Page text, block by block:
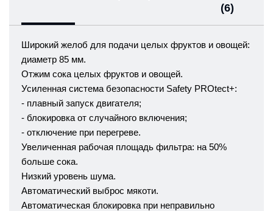
(6)
Широкий желоб для подачи целых фруктов и овощей:
диаметр 85 мм.
Отжим сока целых фруктов и овощей.
Усиленная система безопасности Safety PROtect+:
- плавный запуск двигателя;
- блокировка от случайного включения;
- отключение при перегреве.
Увеличенная рабочая площадь фильтра: на 50%
больше сока.
Низкий уровень шума.
Автоматический выброс мякоти.
Автоматическая блокировка при неправильно